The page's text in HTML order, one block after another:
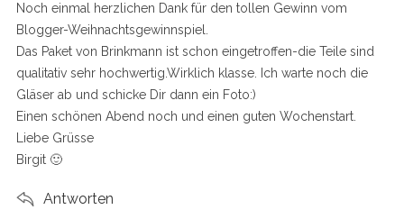
Noch einmal herzlichen Dank für den tollen Gewinn vom
Blogger-Weihnachtsgewinnspiel.
Das Paket von Brinkmann ist schon eingetroffen-die Teile sind
qualitativ sehr hochwertig.Wirklich klasse. Ich warte noch die
Gläser ab und schicke Dir dann ein Foto:)
Einen schönen Abend noch und einen guten Wochenstart.
Liebe Grüsse
Birgit 🙂
Antworten